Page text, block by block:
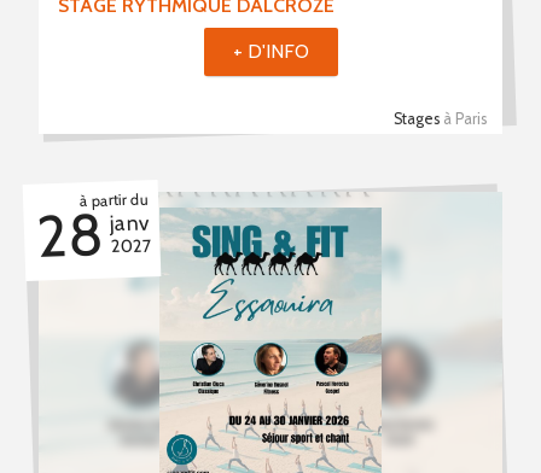
STAGE RYTHMIQUE DALCROZE
Stages à Paris
+ D'INFO
à partir du
28 janv
2027